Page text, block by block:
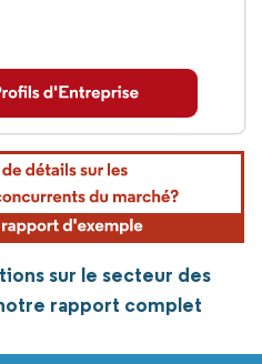
sur le secteur des
rapport complet